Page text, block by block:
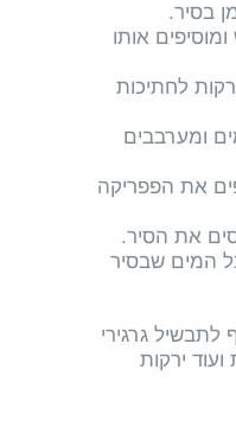
אותו
לחתיכות
ומערבבים
את הפפריקה
המים שבסיר
גרגירי
ירקות